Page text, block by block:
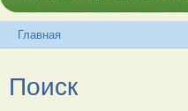
Главная
Поиск